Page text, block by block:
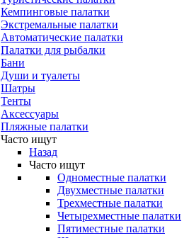
Кемпинговые палатки
Экстремальные палатки
Автоматические палатки
Палатки для рыбалки
Бани
Души и туалеты
Шатры
Тенты
Аксессуары
Пляжные палатки
Часто ищут
Назад
Часто ищут
Одноместные палатки
Двухместные палатки
Трехместные палатки
Четырехместные палатки
Пятиместные палатки